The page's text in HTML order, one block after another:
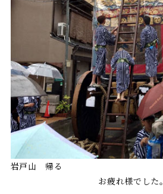
岩戸山 帰る
お疲れ様でした。